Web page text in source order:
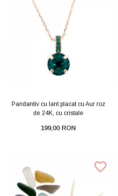
Pandantiv cu lant placat cu Aur roz
de 24K, cu cristale
199,00 RON